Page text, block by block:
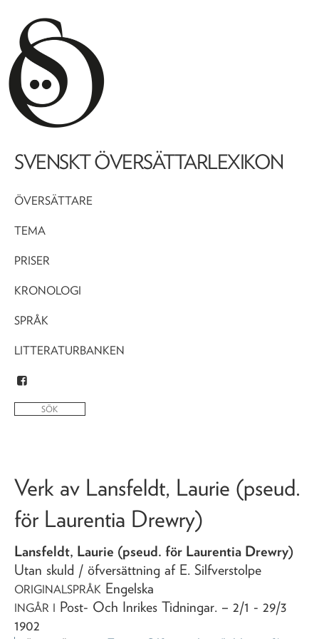
SVENSKT ÖVERSÄTTARLEXIKON
ÖVERSÄTTARE
TEMA
PRISER
KRONOLOGI
SPRÅK
LITTERATURBANKEN
Verk av Lansfeldt, Laurie (pseud.
för Laurentia Drewry)
Lansfeldt, Laurie (pseud. för Laurentia Drewry)
Utan skuld / öfversättning af E. Silfverstolpe
ORIGINALSPRÅK Engelska
INGÅR I Post- Och Inrikes Tidningar. – 2/1 - 29/3
1902